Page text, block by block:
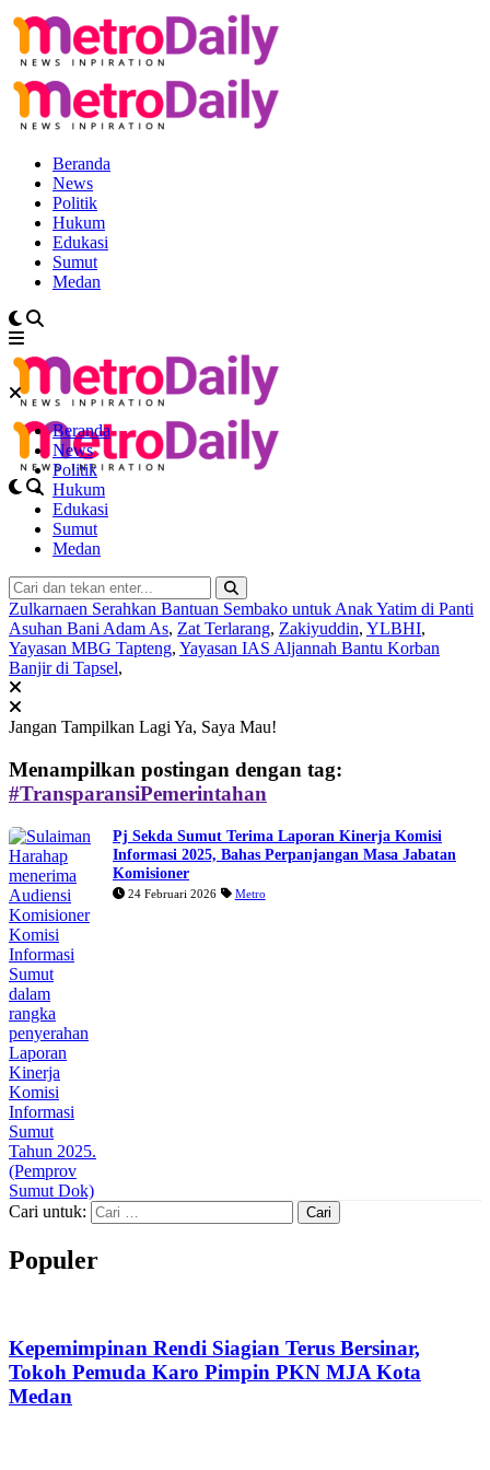
Beranda
News
Politik
Hukum
Edukasi
Sumut
Medan
Beranda
News
Politik
Hukum
Edukasi
Sumut
Medan
Zulkarnaen Serahkan Bantuan Sembako untuk Anak Yatim di Panti
Asuhan Bani Adam As, Zat Terlarang, Zakiyuddin, YLBHI,
Yayasan MBG Tapteng, Yayasan IAS Aljannah Bantu Korban
Banjir di Tapsel,
Jangan Tampilkan Lagi Ya, Saya Mau!
Menampilkan postingan dengan tag:
#TransparansiPemerintahan
Pj Sekda Sumut Terima Laporan Kinerja Komisi
Informasi 2025, Bahas Perpanjangan Masa Jabatan
Komisioner
24 Februari 2026 Metro
Cari untuk:
Populer
Kepemimpinan Rendi Siagian Terus Bersinar,
Tokoh Pemuda Karo Pimpin PKN MJA Kota
Medan